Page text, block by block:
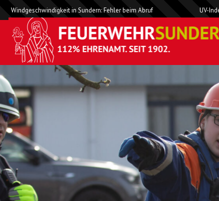
Windgeschwindigkeit in Sundern: Fehler beim Abruf UV-